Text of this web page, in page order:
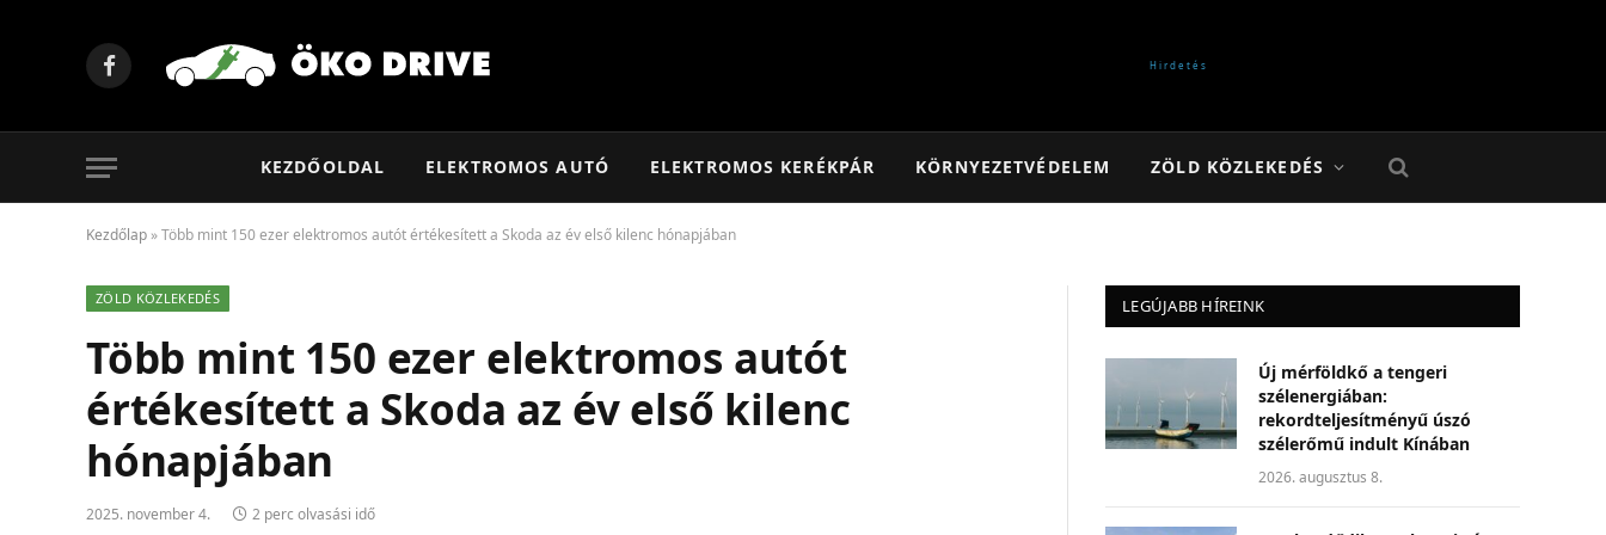
Facebook
KEZDŐOLDAL ELEKTROMOS AUTÓ ELEKTROMOS KERÉKPÁR KÖRNYEZETVÉDELEM ZÖLD KÖZLEKEDÉS
Kezdőlap »Több mint 150 ezer elektromos autót értékesített a Skoda az év első kilenc hónapjában
ZÖLD KÖZLEKEDÉS
Több mint 150 ezer elektromos autót
értékesített a Skoda az év első kilenc
hónapjában
2025. november 4. 2 perc olvasási idő
LEGÚJABB HÍREINK
Új mérföldkő a tengeri
szélenergiában:
rekordteljesítményű úszó
szélerőmű indult Kínában
2026. augusztus 8.